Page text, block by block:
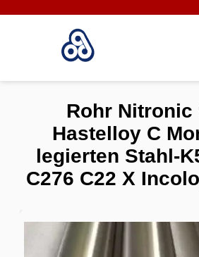
Rohr Nitronic
Hastelloy C
legierten Stahl-
C276 C22 X